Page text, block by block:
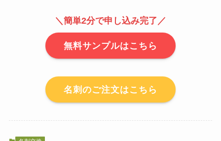
＼簡単2分で申し込み完了／
無料サンプルはこちら
名刺のご注文はこちら